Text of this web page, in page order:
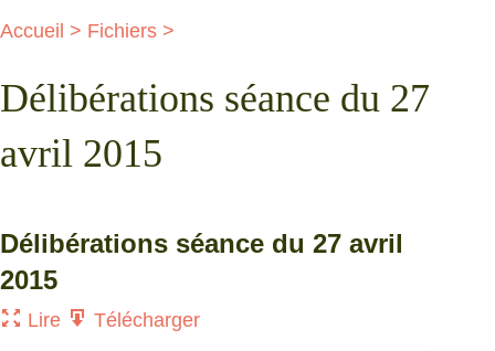
Accueil > Fichiers >
Délibérations séance du 27
avril 2015
Délibérations séance du 27 avril
2015
Lire Télécharger